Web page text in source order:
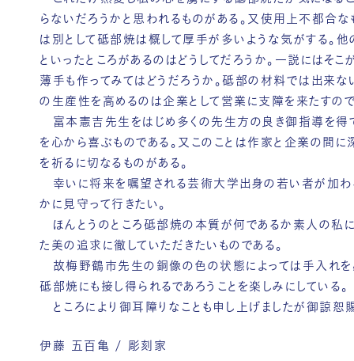
らないだろうかと思われるものがある。又使用上不都合
は別として砥部焼は概して厚手が多いような気がする。
といったところがあるのはどうしてだろうか。一説にはそ
薄手も作ってみてはどうだろうか。砥部の材料では出来
の生産性を高めるのは企業として営業に支障を来たすので
富本憲吉先生をはじめ多くの先生方の良き御指導を得
を心から喜ぶものである。又このことは作家と企業の間
を祈るに切なるものがある。
幸いに将来を嘱望される芸術大学出身の若い者が加わ
かに見守って行きたい。
ほんとうのところ砥部焼の本質が何であるか素人の私
た美の追求に徹していただきたいものである。
故梅野鶴市先生の銅像の色の状態によっては手入れを
砥部焼にも接し得られるであろうことを楽しみにしている。
ところにより御耳障りなことも申し上げましたが御諒恕
伊藤 五百亀 / 彫刻家